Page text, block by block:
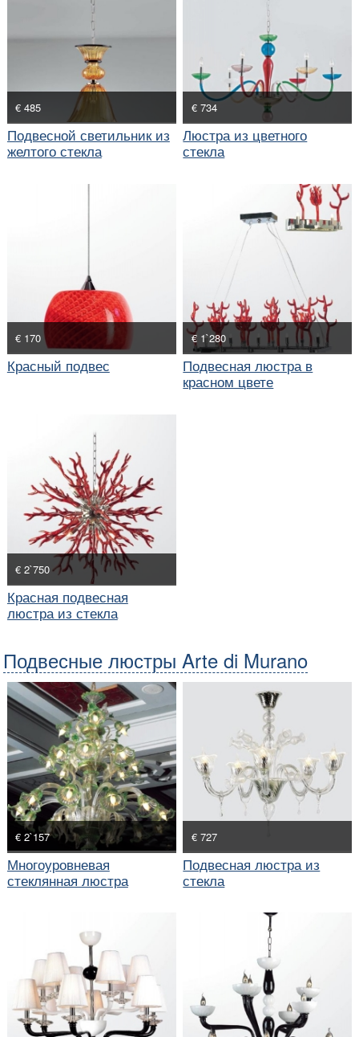
€ 485
Подвесной светильник из
желтого стекла
€ 734
Люстра из цветного
стекла
€ 170
Красный подвес
€ 1`280
Подвесная люстра в
красном цвете
€ 2`750
Красная подвесная
люстра из стекла
Подвесные люстры Arte di Murano
€ 2`157
Многоуровневая
стеклянная люстра
€ 727
Подвесная люстра из
стекла